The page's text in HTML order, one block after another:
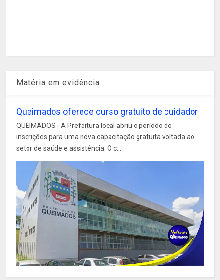
Matéria em evidência
Queimados oferece curso gratuito de cuidador
QUEIMADOS - A Prefeitura local abriu o período de
inscrições para uma nova capacitação gratuita voltada ao
setor de saúde e assistência. O c...